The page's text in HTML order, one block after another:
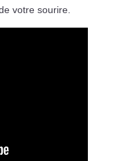
votre sourire.